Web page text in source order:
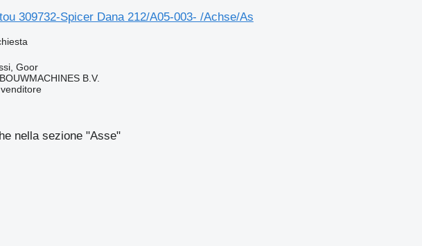
309732-Spicer Dana 212/A05-003- /Achse/As
Goor
B.V.
nella sezione "Asse"